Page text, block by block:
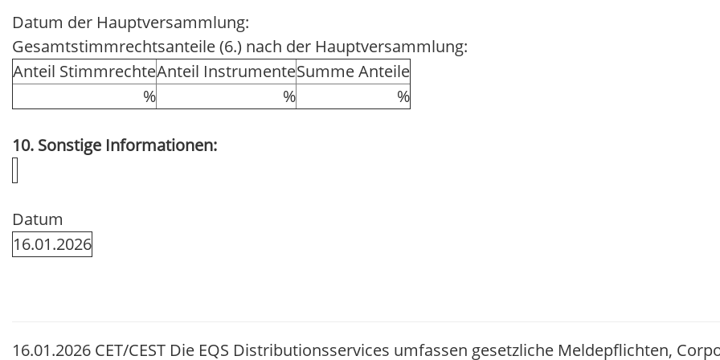
Datum der Hauptversammlung:
Gesamtstimmrechtsanteile (6.) nach der Hauptversammlung:
Anteil StimmrechteAnteil InstrumenteSumme Anteile
%
% %
10. Sonstige Informationen:
Datum
16.01.2026
16.01.2026 CET/CEST Die EQS Distributionsservices umfassen gesetzliche Meldepflichten,